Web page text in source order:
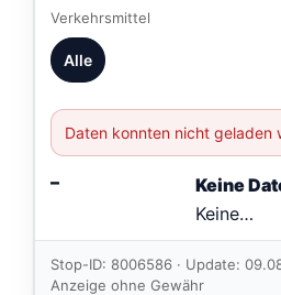
Verkehrsmittel
Alle
Daten konnten nicht geladen
–
Keine
Keine
im
Feed.
Stop-ID: 8006586 · Update:
Anzeige ohne Gewähr